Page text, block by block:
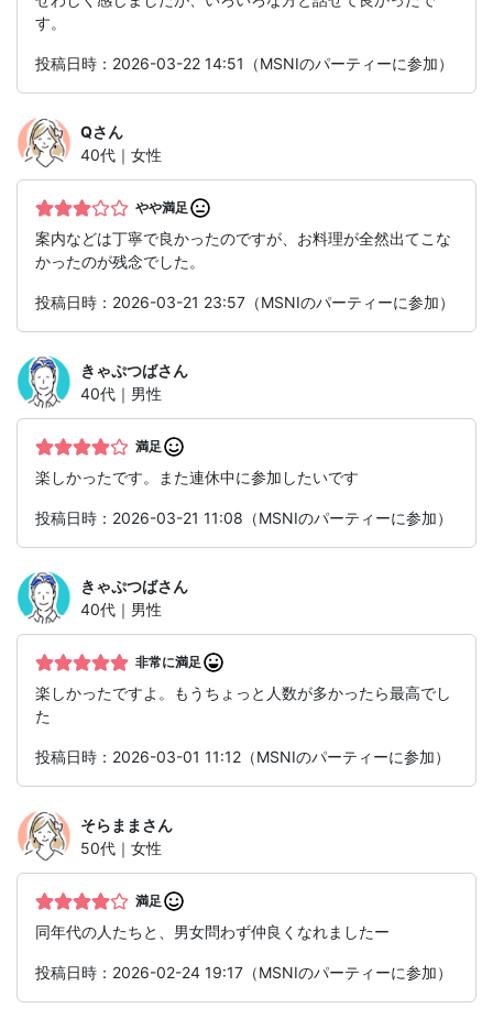
す。
投稿日時：2026-03-22 14:51（MSNIのパーティーに参加）
Qさん
40代｜女性
やや満足
案内などは丁寧で良かったのですが、お料理が全然出てこな
かったのが残念でした。
投稿日時：2026-03-21 23:57（MSNIのパーティーに参加）
きゃぷつばさん
40代｜男性
満足
楽しかったです。また連休中に参加したいです
投稿日時：2026-03-21 11:08（MSNIのパーティーに参加）
きゃぷつばさん
40代｜男性
非常に満足
楽しかったですよ。もうちょっと人数が多かったら最高でし
た
投稿日時：2026-03-01 11:12（MSNIのパーティーに参加）
そらまま さん
50代｜女性
満足
同年代の人たちと、男女問わず仲良くなれましたー
投稿日時：2026-02-24 19:17（MSNIのパーティーに参加）